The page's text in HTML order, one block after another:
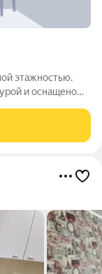
и оснащено
с